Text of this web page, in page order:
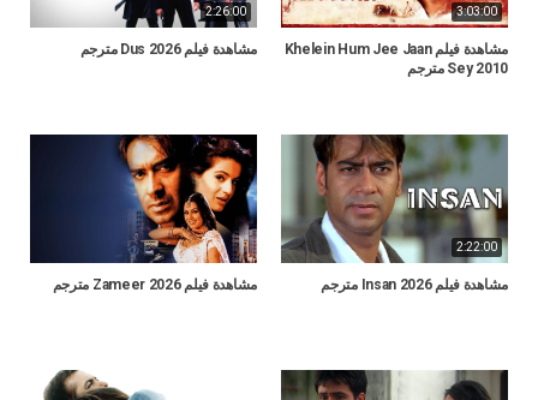
3:03:00
مشاهدة فيلم Khelein Hum Jee Jaan
Sey 2010 مترجم
2:26:00
مشاهدة فيلم Dus 2026 مترجم
2:22:00
مشاهدة فيلم Insan 2026 مترجم مشاهدة فيلم Zameer 2026 مترجم